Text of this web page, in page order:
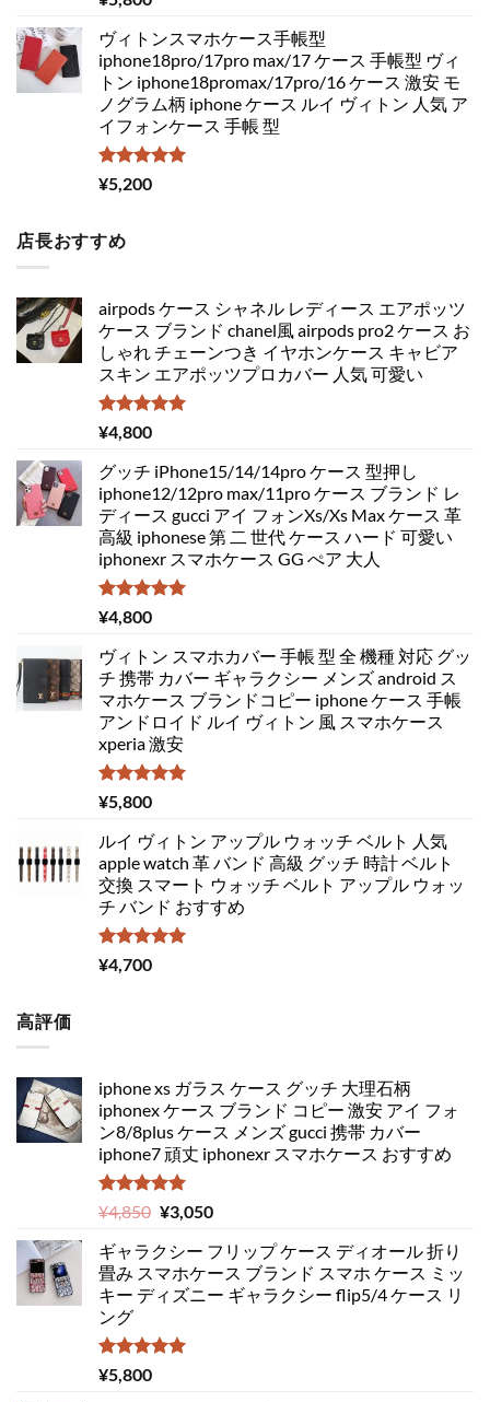
5.00
ヴィトンスマホケース手帳型
iphone18pro/17pro max/17 ケース 手帳型 ヴィ
トン iphone18promax/17pro/16 ケース 激安 モ
ノグラム柄 iphone ケース ルイ ヴィトン 人気 ア
イフォンケース 手帳 型
5段階中
5.00
¥5,200
店長おすすめ
airpods ケース シャネル レディース エアポッツ
ケース ブランド chanel風 airpods pro2 ケース お
しゃれ チェーンつき イヤホンケース キャビア
スキン エアポッツプロカバー 人気 可愛い
5段階中
5.00
¥4,800
グッチ iPhone15/14/14pro ケース 型押し
iphone12/12pro max/11pro ケース ブランド レ
ディース gucci アイ フォンXs/Xs Max ケース 革
高級 iphonese 第 二 世代 ケース ハード 可愛い
iphonexr スマホケース GG ぺア 大人
5段階中
5.00
¥4,800
ヴィトン スマホカバー 手帳 型 全 機種 対応 グッ
チ 携帯 カバー ギャラクシー メンズ android ス
マホケース ブランドコピー iphone ケース 手帳
アンドロイド ルイ ヴィトン 風 スマホケース
xperia 激安
5段階中
5.00
¥5,800
ルイ ヴィトン アップル ウォッチ ベルト 人気
apple watch 革 バンド 高級 グッチ 時計 ベルト
交換 スマート ウォッチ ベルト アップル ウォッ
チ バンド おすすめ
5段階中
5.00
¥4,700
高評価
iphone xs ガラス ケース グッチ 大理石柄
iphonex ケース ブランド コピー 激安 アイ フォ
ン8/8plus ケース メンズ gucci 携帯 カバー
iphone7 頑丈 iphonexr スマホケース おすすめ
5段階中
5.00
の評価
¥4,850 元
価
格
は
で
¥3,050現
の
価
格
ギャラクシー フリップ ケース ディオール 折り
畳み スマホケース ブランド スマホ ケース ミッ
キー ディズニー ギャラクシー flip5/4 ケース リ
ング
5段階中
5.00
¥5,800